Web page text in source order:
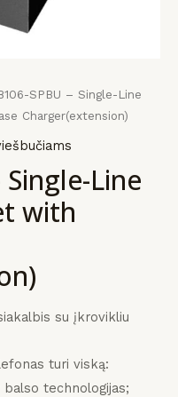
SPBU – Single-Line
Charger(extension)
Single-Line
with
su įkrovikliu
turi viską:
balso technologijas;